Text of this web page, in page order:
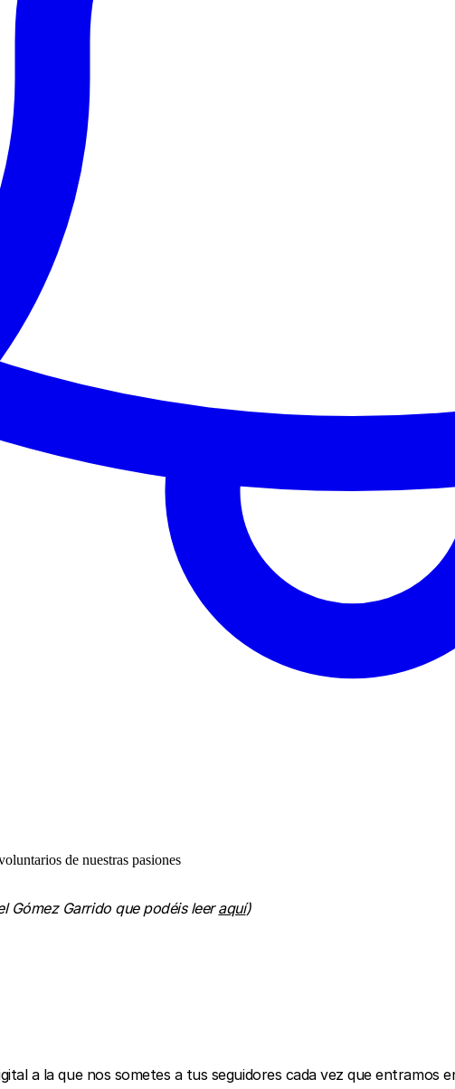
de nuestras pasiones
Gómez Garrido que podéis leeraquí)
a la que nos sometes a tus seguidores cada vez que